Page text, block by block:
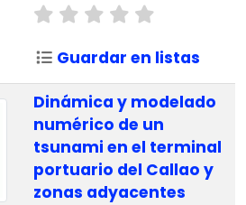
Guardar en listas
Dinámica y modelado
numérico de un
tsunami en el terminal
portuario del Callao y
zonas adyacentes